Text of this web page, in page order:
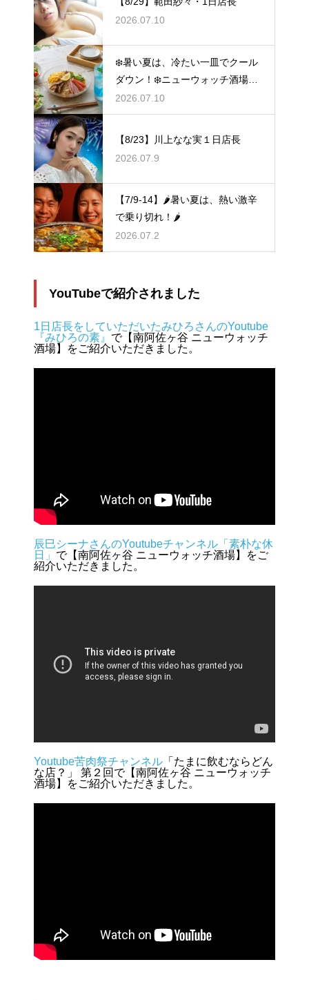
2026.07.10
❄️暑い夏は、冷たい一皿でクール
ダウン！❄️ニューウォッチ酒場🧊
冷やし祭り🧊
2026.07.10
【8/23】川上なな実１日店長
2026.07.9
【7/9-14】🌶️暑い夏は、熱い激辛
で乗り切れ！🌶️
2026.07.2
YouTubeで紹介されました
1日店長をしていただいたみひろさんのYoutube
『みひろの素』 で【南阿佐ヶ谷 ニューウォッチ
酒場】をご紹介いただきました。
辰巳シーナさんのYoutubeチャンネル「素朴な休
日」 で【南阿佐ヶ谷 ニューウォッチ酒場】をご
紹介いただきました。
Youtube苦肉祭チャンネル 「たまに飲むならどん
な店？」 第２回で【南阿佐ヶ谷 ニューウォッチ
酒場】をご紹介いただきました。